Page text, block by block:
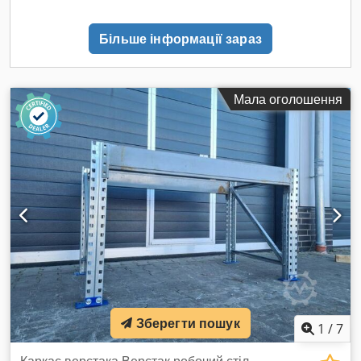
Більше інформації зараз
Мала оголошення
1 /7
Зберегти пошук